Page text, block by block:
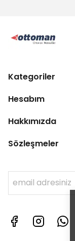
Kategoriler
Hesabım
Hakkımızda
Sözleşmeler